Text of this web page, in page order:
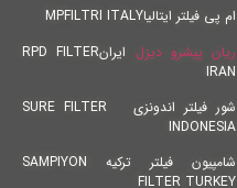
ام پی فیلتر ایتالیاMPFILTRI ITALY
ریان پیشرو دیزل
ایرانRPD FILTER
IRAN
شور فیلتر اندونزی SURE FILTER
INDONESIA
شامپیون فیلتر ترکیه SAMPIYON
FILTER TURKEY